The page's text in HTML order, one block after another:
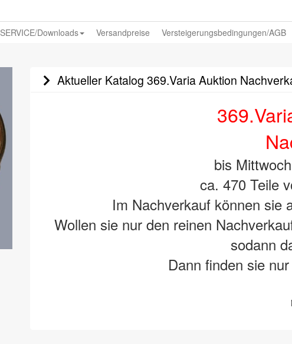
SERVICE/Downloads Versandpreise Versteigerungsbedingungen/AGB
Aktueller Katalog 369.Varia Auktion
bis
ca. 470 Teile
Im Nachverkauf können sie
Wollen sie nur den reinen
sodann
Dann finden sie